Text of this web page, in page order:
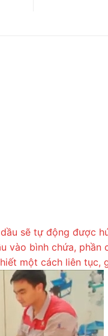
sẽ tự động được
vào bình chứa, phần
một cách liên tục,